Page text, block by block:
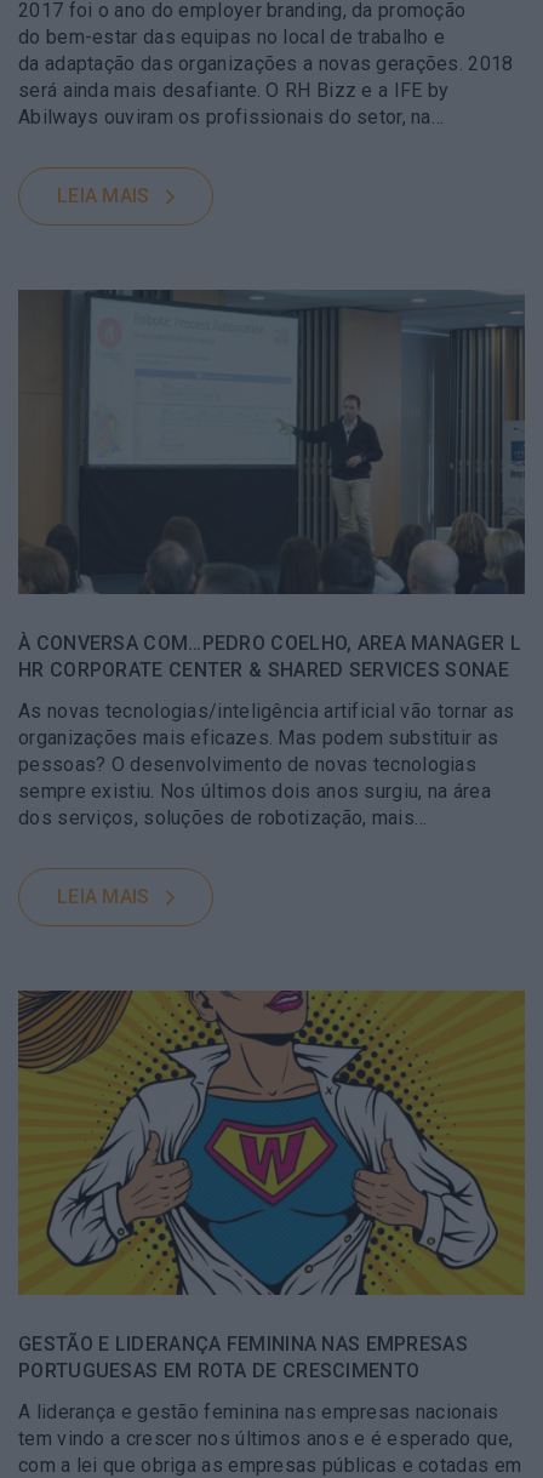
2017 foi o ano do employer branding, da promoção
do bem-estar das equipas no local de trabalho e
da adaptação das organizações a novas gerações. 2018
será ainda mais desafiante. O RH Bizz e a IFE by
Abilways ouviram os profissionais do setor, na…
LEIA MAIS
À CONVERSA COM…PEDRO COELHO, AREA MANAGER L
HR CORPORATE CENTER & SHARED SERVICES SONAE
As novas tecnologias/inteligência artificial vão tornar as
organizações mais eficazes. Mas podem substituir as
pessoas? O desenvolvimento de novas tecnologias
sempre existiu. Nos últimos dois anos surgiu, na área
dos serviços, soluções de robotização, mais…
LEIA MAIS
GESTÃO E LIDERANÇA FEMININA NAS EMPRESAS
PORTUGUESAS EM ROTA DE CRESCIMENTO
A liderança e gestão feminina nas empresas nacionais
tem vindo a crescer nos últimos anos e é esperado que,
com a lei que obriga as empresas públicas e cotadas em